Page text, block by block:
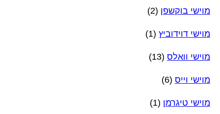
מוישי בוקשפן (2)
מוישי דוידוביץ (1)
מוישי וואלס (13)
מוישי וייס (6)
מוישי טיגרמן (1)